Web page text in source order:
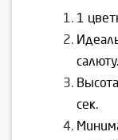
1
салюту.
сек.